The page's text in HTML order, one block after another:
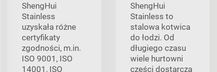
ShengHui
Stainless
uzyskała różne
certyfikaty
zgodności, m.in.
ISO 9001, ISO
14001, ISO
ShengHui
Stainless to
stalowa kotwica
do łodzi. Od
długiego czasu
wiele hurtowni
części dostarcza